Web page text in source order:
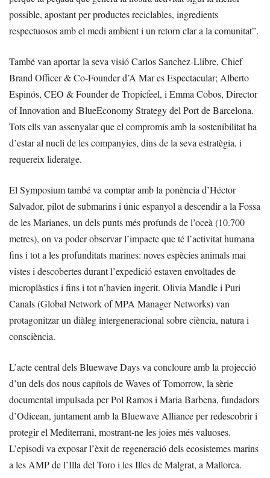
possible, apostant per productes reciclables, ingredients
respectuosos amb el medi ambient i un retorn clar a la comunitat”.
També van aportar la seva visió Carlos Sanchez-Llibre, Chief
Brand Officer & Co-Founder d’A Mar es Espectacular; Alberto
Espinós, CEO & Founder de Tropicfeel, i Emma Cobos, Director
of Innovation and BlueEconomy Strategy del Port de Barcelona.
Tots ells van assenyalar que el compromís amb la sostenibilitat ha
d’estar al nucli de les companyies, dins de la seva estratègia, i
requereix lideratge.
El Symposium també va comptar amb la ponència d’Héctor
Salvador, pilot de submarins i únic espanyol a descendir a la Fossa
de les Marianes, un dels punts més profunds de l’oceà (10.700
metres), on va poder observar l’impacte que té l’activitat humana
fins i tot a les profunditats marines: noves espècies animals mai
vistes i descobertes durant l’expedició estaven envoltades de
microplàstics i fins i tot n’havien ingerit. Olivia Mandle i Puri
Canals (Global Network of MPA Manager Networks) van
protagonitzar un diàleg intergeneracional sobre ciència, natura i
consciència.
L’acte central dels Bluewave Days va concloure amb la projecció
d’un dels dos nous capítols de Waves of Tomorrow, la sèrie
documental impulsada per Pol Ramos i Maria Barbena, fundadors
d’Odicean, juntament amb la Bluewave Alliance per redescobrir i
protegir el Mediterrani, mostrant-ne les joies més valuoses.
L’episodi va exposar l’èxit de regeneració dels ecosistemes marins
a les AMP de l’Illa del Toro i les Illes de Malgrat, a Mallorca.